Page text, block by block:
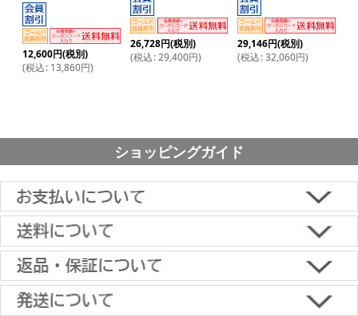
12,600円(税別)
(税込: 13,860円)
26,728円(税別)
(税込: 29,400円)
29,146円(税別)
(税込: 32,060円)
ショッピングガイド
■下記よりお選びいただけます。
クレジットカード決済、代金引換、楽天ペイ、郵便振替、銀行振
込、スコア後払い、コンビニ決済、PayPayオンライン決済
【返品・キャンセルについて】
原則として返品は受け付けておりません。